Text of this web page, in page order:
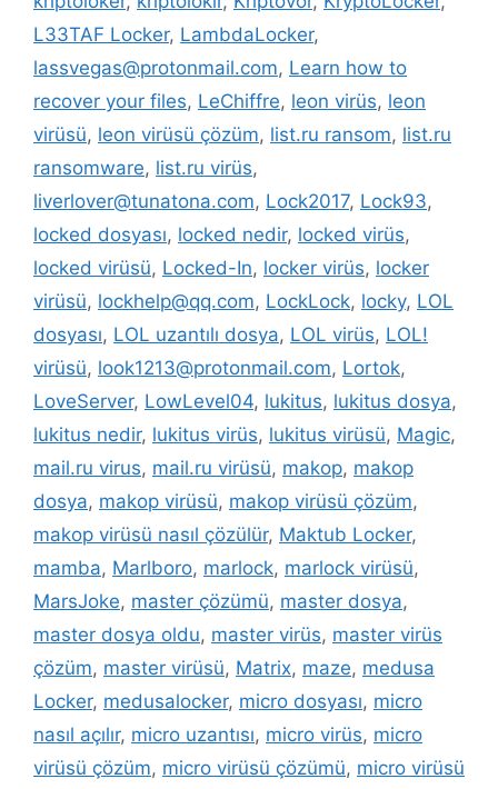
L33TAF Locker, LambdaLocker,
lassvegas@protonmail.com, Learn how to
recover your files, LeChiffre, leon virüs, leon
virüsü, leon virüsü çözüm, list.ru ransom, list.ru
ransomware, list.ru virüs,
liverlover@tunatona.com, Lock2017, Lock93,
locked dosyası, locked nedir, locked virüs,
locked virüsü, Locked-In, locker virüs, locker
virüsü, lockhelp@qq.com, LockLock, locky, LOL
dosyası, LOL uzantılı dosya, LOL virüs, LOL!
virüsü, look1213@protonmail.com, Lortok,
LoveServer, LowLevel04, lukitus, lukitus dosya,
lukitus nedir, lukitus virüs, lukitus virüsü, Magic,
mail.ru virus, mail.ru virüsü, makop, makop
dosya, makop virüsü, makop virüsü çözüm,
makop virüsü nasıl çözülür, Maktub Locker,
mamba, Marlboro, marlock, marlock virüsü,
MarsJoke, master çözümü, master dosya,
master dosya oldu, master virüs, master virüs
çözüm, master virüsü, Matrix, maze, medusa
Locker, medusalocker, micro dosyası, micro
nasıl açılır, micro uzantısı, micro virüs, micro
virüsü çözüm, micro virüsü çözümü, micro virüsü